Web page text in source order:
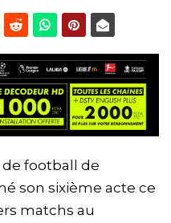
football de
son sixième acte ce
matchs au